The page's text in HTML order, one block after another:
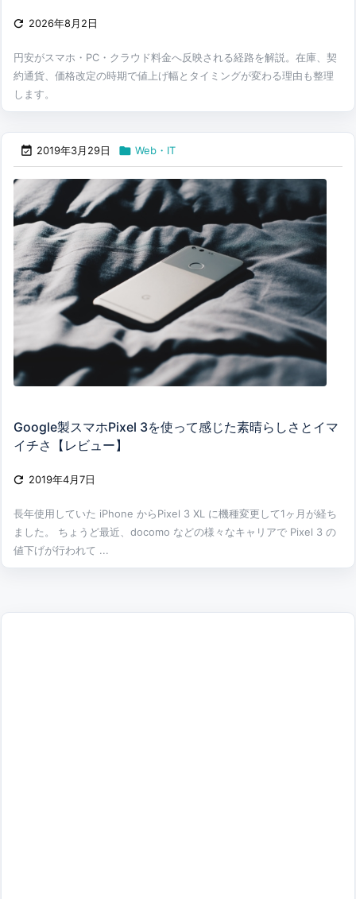
 2026年8月2日
円安がスマホ・PC・クラウド料金へ反映される経路を解説。在庫、契
約通貨、価格改定の時期で値上げ幅とタイミングが変わる理由も整理
します。
 2019年3月29日  Web・IT
Google製スマホPixel 3を使って感じた素晴らしさとイマ
イチさ【レビュー】
 2019年4月7日
長年使用していた iPhone からPixel 3 XL に機種変更して1ヶ月が経ち
ました。 ちょうど最近、docomo などの様々なキャリアで Pixel 3 の
値下げが行われて ...